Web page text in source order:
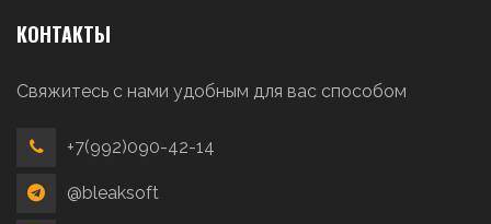
КОНТАКТЫ
Свяжитесь с нами удобным для вас способом
+7(992)090-42-14
@bleaksoft